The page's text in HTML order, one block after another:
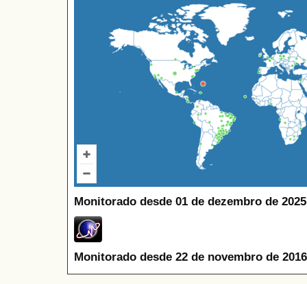
Monitorado desde 01 de dezembro de
Monitorado desde 22 de novembro de